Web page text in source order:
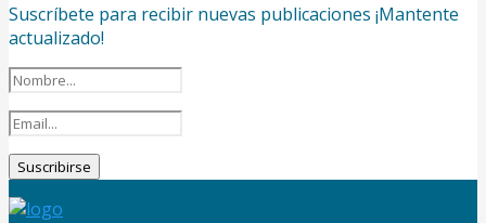
Suscríbete para recibir nuevas publicaciones ¡Mantente
actualizado!